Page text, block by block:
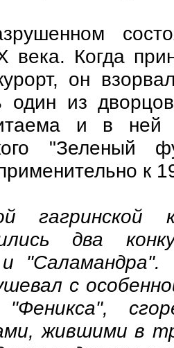
века. Когда
он
один из
и в ней
"Зеленый
к
гагринской
два
"Саламандра".
с
"Феникса",
жившими в